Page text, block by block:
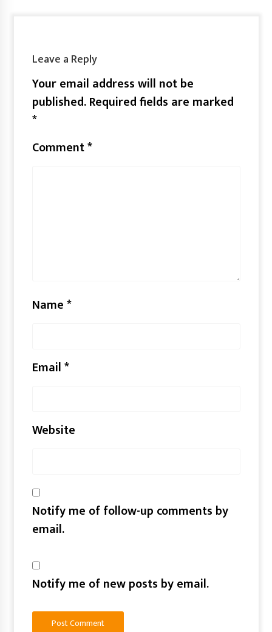
Leave a Reply
Your email address will not be
published.Required fields are marked
*
Comment*
Name*
Email*
Website
Notify me of follow-up comments by
email.
Notify me of new posts by email.